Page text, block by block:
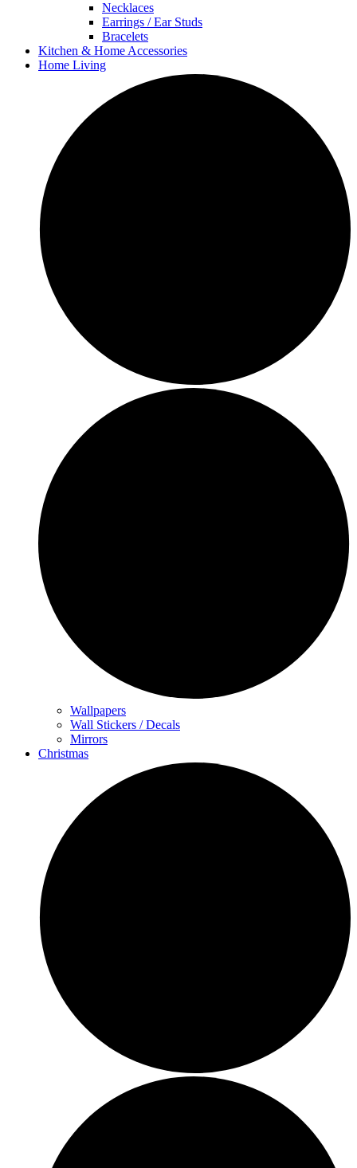
Necklaces
Earrings / Ear Studs
Bracelets
Kitchen & Home Accessories
Home Living
Wallpapers
Wall Stickers / Decals
Mirrors
Christmas